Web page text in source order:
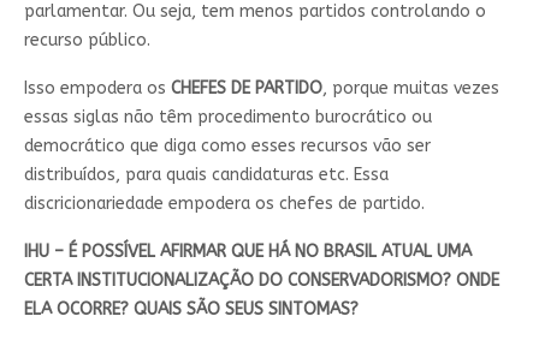
parlamentar. Ou seja, tem menos partidos controlando o
recurso público.
Isso empodera os CHEFES DE PARTIDO, porque muitas vezes
essas siglas não têm procedimento burocrático ou
democrático que diga como esses recursos vão ser
distribuídos, para quais candidaturas etc. Essa
discricionariedade empodera os chefes de partido.
IHU – É POSSÍVEL AFIRMAR QUE HÁ NO BRASIL ATUAL UMA
CERTA INSTITUCIONALIZAÇÃO DO CONSERVADORISMO? ONDE
ELA OCORRE? QUAIS SÃO SEUS SINTOMAS?